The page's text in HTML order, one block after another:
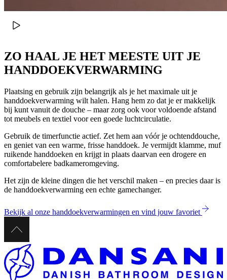
ZO HAAL JE HET MEESTE UIT JE
HANDDOEKVERWARMING
Plaatsing en gebruik zijn belangrijk als je het maximale uit je
handdoekverwarming wilt halen. Hang hem zo dat je er makkelijk
bij kunt vanuit de douche – maar zorg ook voor voldoende afstand
tot meubels en textiel voor een goede luchtcirculatie.
Gebruik de timerfunctie actief. Zet hem aan vóór je ochtenddouche,
en geniet van een warme, frisse handdoek. Je vermijdt klamme, muf
ruikende handdoeken en krijgt in plaats daarvan een drogere en
comfortabelere badkameromgeving.
Het zijn de kleine dingen die het verschil maken – en precies daar is
de handdoekverwarming een echte gamechanger.
Bekijk al onze handdoekverwarmingen en vind jouw favoriet